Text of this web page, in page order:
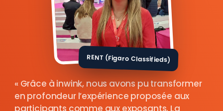
RENT (Figaro Classifieds)
Grâce à inwink, nous avons pu transformer
en profondeur l’expérience proposée aux
participants comme aux exposants. La